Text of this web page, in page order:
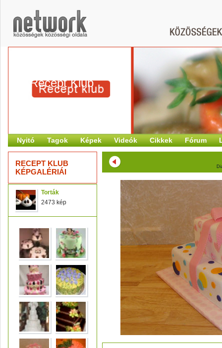
Recept Klub
Nyitó Tagok Képek Videók Cikkek Fórum
RECEPT KLUB
KÉPGALÉRIÁI
Torták
2473 kép